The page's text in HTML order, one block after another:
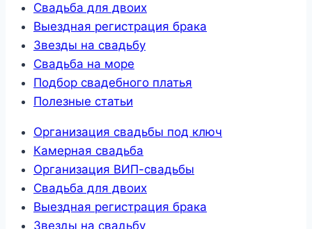
Свадьба для двоих
Выездная регистрация брака
Звезды на свадьбу
Свадьба на море
Подбор свадебного платья
Полезные статьи
Организация свадьбы под ключ
Камерная свадьба
Организация ВИП-свадьбы
Свадьба для двоих
Выездная регистрация брака
Звезды на свадьбу